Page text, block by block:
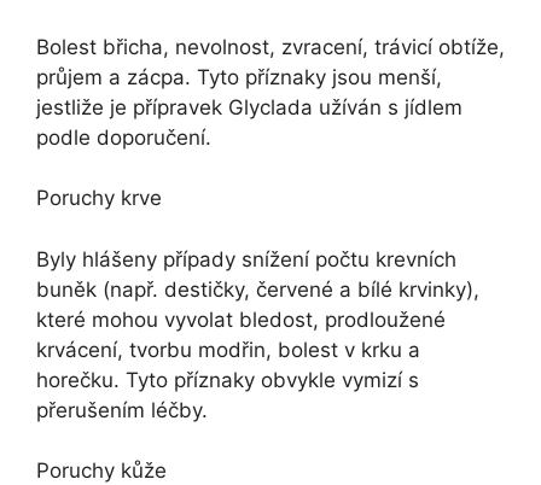
Bolest břicha, nevolnost, zvracení, trávicí obtíže,
průjem a zácpa. Tyto příznaky jsou menší,
jestliže je přípravek Glyclada užíván s jídlem
podle doporučení.
Poruchy krve
Byly hlášeny případy snížení počtu krevních
buněk (např. destičky, červené a bílé krvinky),
které mohou vyvolat bledost, prodloužené
krvácení, tvorbu modřin, bolest v krku a
horečku. Tyto příznaky obvykle vymizí s
přerušením léčby.
Poruchy kůže